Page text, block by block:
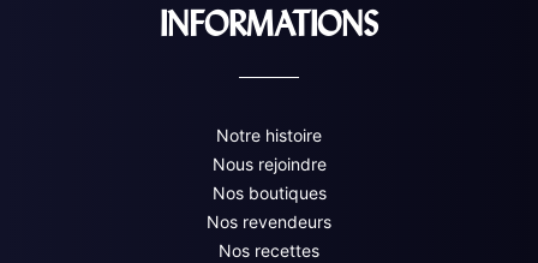
INFORMATIONS
Notre histoire
Nous rejoindre
Nos boutiques
Nos revendeurs
Nos recettes